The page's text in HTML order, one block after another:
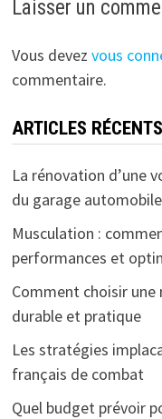
Laisser un
Vous devez vous
commentaire.
ARTICLES RÉCENTS
La rénovation d’une
du garage
Musculation :
performances et
Comment choisir
durable et pratique
Les stratégies
français de combat
Quel budget prévoir